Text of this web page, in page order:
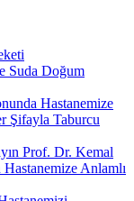
Suda Doğum
Hastanemize
Şifayla Taburcu
Prof. Dr. Kemal
Anlamlı